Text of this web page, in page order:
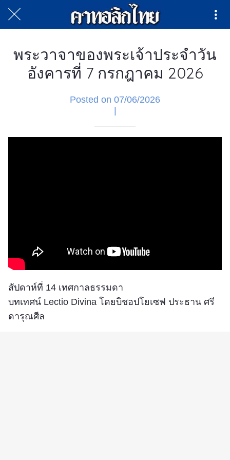
พระวาจาของพระเจ้าประจำวัน
อังคารที่ 7 กรกฎาคม 2026
Posted on 07/06/2026
|
สัปดาห์ที่ 14 เทศกาลธรรมดา
บทเทศน์ Lectio Divina โดยบิชอปโยเซฟ ประธาน ศรี
ดารุณศีล